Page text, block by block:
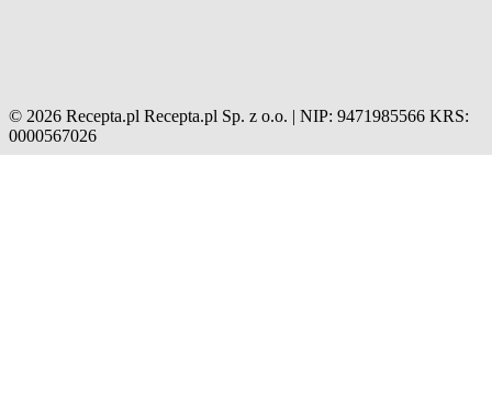
© 2026 Recepta.pl Recepta.pl Sp. z o.o. | NIP: 9471985566 KRS:
0000567026